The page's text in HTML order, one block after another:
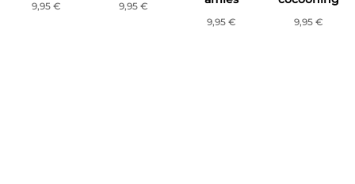
9,95 € 9,95 €
9,95 € 9,95 €